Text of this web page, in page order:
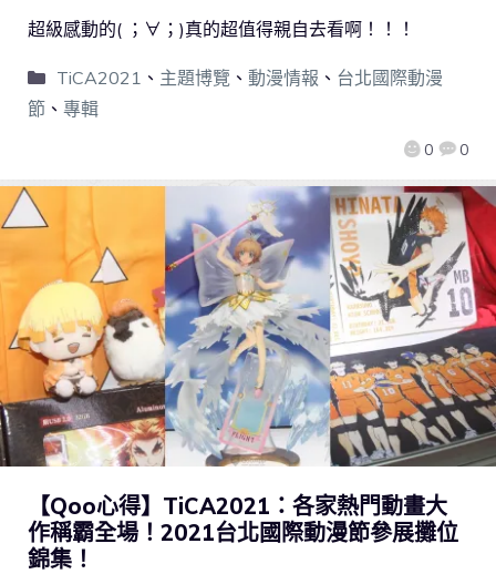
0 0
超級感動的( ；∀；)真的超值得親自去看啊！！！
TiCA2021 、 主題博覽 、 動漫情報 、 台北國際動漫
節 、 專輯
【Qoo心得】TiCA2021：各家熱門動畫大
作稱霸全場！2021台北國際動漫節參展攤位
錦集！